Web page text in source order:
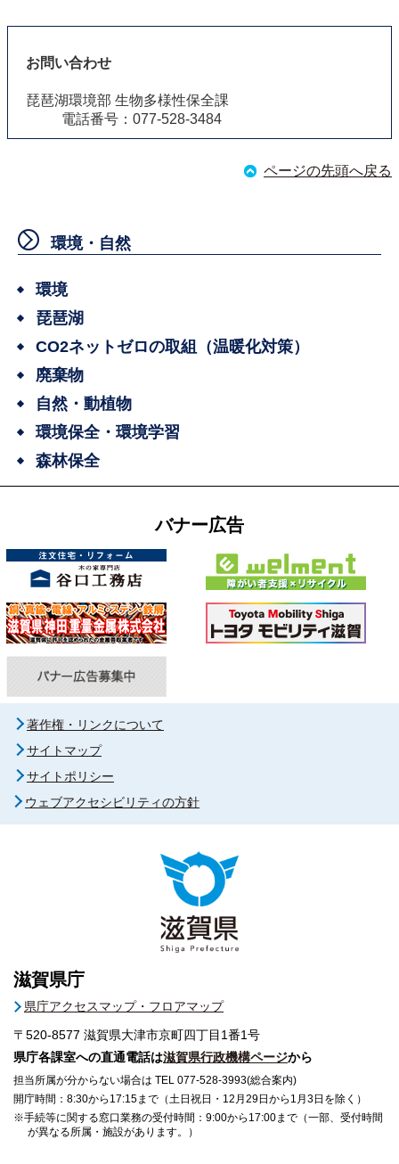
お問い合わせ
琵琶湖環境部 生物多様性保全課
電話番号：077-528-3484
ページの先頭へ戻る
環境・自然
環境
琵琶湖
CO2ネットゼロの取組（温暖化対策）
廃棄物
自然・動植物
環境保全・環境学習
森林保全
バナー広告
著作権・リンクについて
サイトマップ
サイトポリシー
ウェブアクセシビリティの方針
滋賀県庁
県庁アクセスマップ・フロアマップ
〒520-8577 滋賀県大津市京町四丁目1番1号
県庁各課室への直通電話は滋賀県行政機構ページから
担当所属が分からない場合は TEL 077-528-3993(総合案内)
開庁時間：8:30から17:15まで（土日祝日・12月29日から1月3日を除く）
※手続等に関する窓口業務の受付時間：9:00から17:00まで（一部、受付時間
が異なる所属・施設があります。）